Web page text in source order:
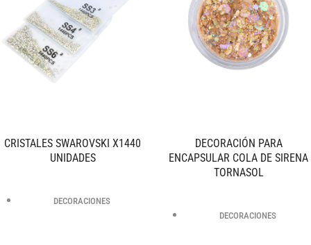
CRISTALES SWAROVSKI X1440
UNIDADES
DECORACIONES
DECORACIÓN PARA
ENCAPSULAR COLA DE SIRENA
TORNASOL
DECORACIONES